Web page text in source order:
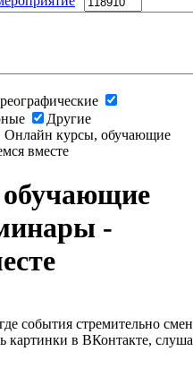
Другие
курсы, обучающие
вместе
-
события стремительно
в ВКонтакте,